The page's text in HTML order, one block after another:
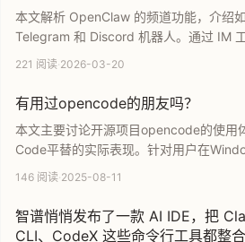
本文解析 OpenClaw 的频道功能，介绍
Telegram 和 Discord 机器人。通过 IM
度通知和多端同步，让开发者摆脱终端
交互体验与开发效率，是提升生产力的实
221 阅读·2026-03-20
有用过opencode的朋友吗？
本文主要讨论开源项目opencode的使用
Code平替的实际表现。针对用户在
示空白以及被360安全卫士报毒等常见问
的实用价值。
146 阅读·2025-08-11
智谱悄悄发布了一款 AI IDE，把
CLI、CodeX 这些命令行工具都整